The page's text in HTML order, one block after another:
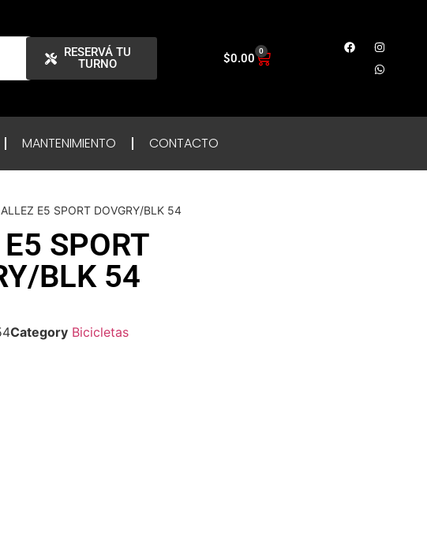
RESERVÁ TU
TURNO
$0.00 0
MANTENIMIENTO CONTACTO
E5 SPORT DOVGRY/BLK 54
SPORT
BLK 54
Category Bicicletas